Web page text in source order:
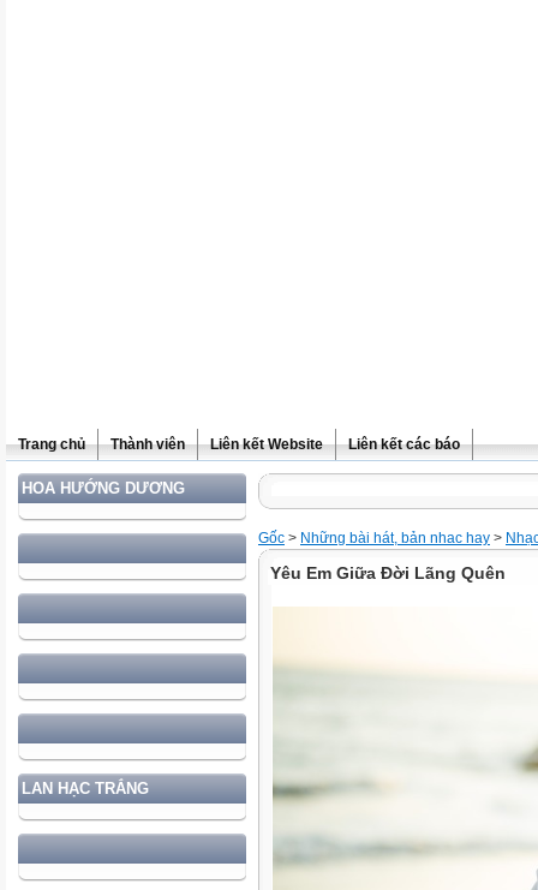
Trang chủ Thành viên Liên kết Website Liên kết các báo
HOA HƯỚNG DƯƠNG
LAN HẠC TRẮNG
Gốc > Những bài hát, bản nhac hay >
Yêu Em Giữa Đời Lãng Quên